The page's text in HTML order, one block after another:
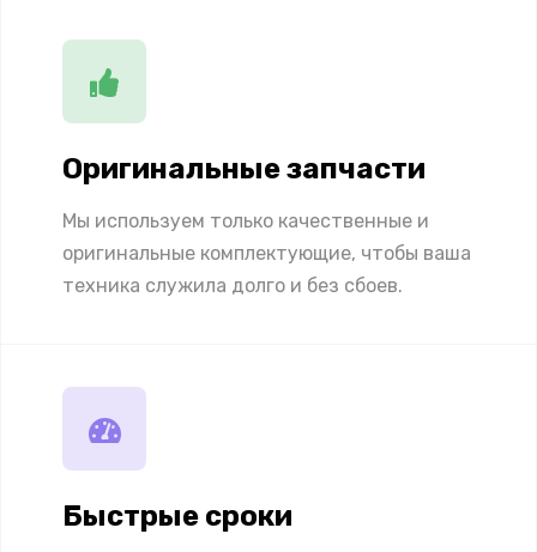
Оригинальные запчасти
Мы используем только качественные и
оригинальные комплектующие, чтобы ваша
техника служила долго и без сбоев.
Быстрые сроки